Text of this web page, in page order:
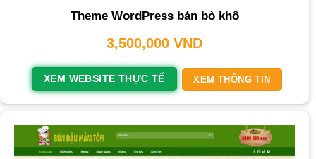
Theme WordPress bán bò khô
3,500,000 VND
XEM WEBSITE THỰC TẾ XEM THÔNG TIN